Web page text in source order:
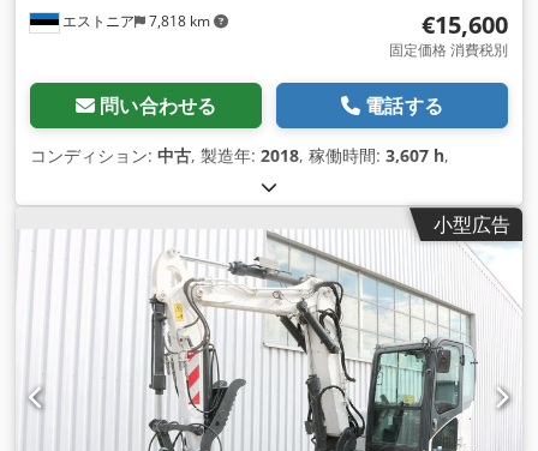
エストニア 7,818 km €15,600
固定価格 消費税別
問い合わせる 電話する
コンディション: 中古, 製造年: 2018, 稼働時間: 3,607 h,
小型広告